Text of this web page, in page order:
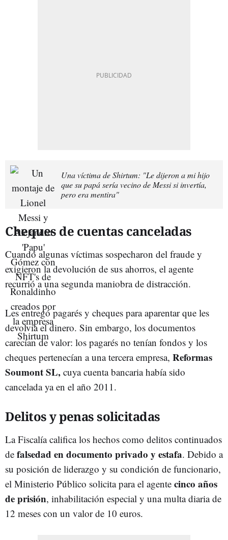
Una víctima de Shirtum: "Le dijeron a mi hijo
que su papá sería vecino de Messi si invertía,
pero era mentira"
Cheques de cuentas canceladas
Cuando algunas víctimas sospecharon del fraude y
exigieron la devolución de sus ahorros, el agente
recurrió a una segunda maniobra de distracción.
Les entregó pagarés y cheques para aparentar que les
devolvía el dinero. Sin embargo, los documentos
carecían de valor: los pagarés no tenían fondos y los
cheques pertenecían a una tercera empresa, Reformas
Soumont SL, cuya cuenta bancaria había sido
cancelada ya en el año 2011.
Delitos y penas solicitadas
La Fiscalía califica los hechos como delitos continuados
de falsedad en documento privado y estafa. Debido a
su posición de liderazgo y su condición de funcionario,
el Ministerio Público solicita para el agente cinco años
de prisión, inhabilitación especial y una multa diaria de
12 meses con un valor de 10 euros.